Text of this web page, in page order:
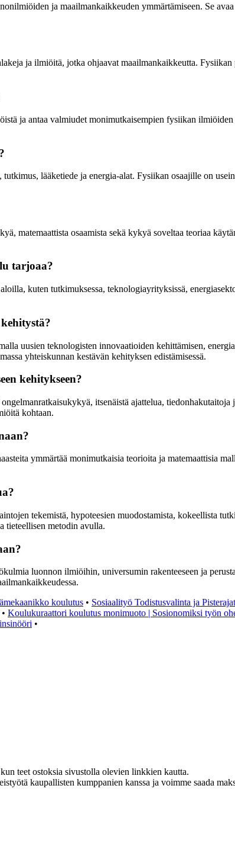
ja maailmankaikkeuden ymmärtämiseen. Se
ja ilmiöitä, jotka ohjaavat maailmankaikkeutta.
ja antaa valmiudet monimutkaisempien fysiikan
lääketiede ja energia-alat. Fysiikan osaajille on
matemaattista osaamista sekä kykyä soveltaa teoriaa
tarjoaa?
kuten tutkimuksessa, teknologiayrityksissä,
uusien teknologisten innovaatioiden kehittämisen,
yhteiskunnan kestävän kehityksen edistämisessä.
kehitykseen?
itsenäistä ajattelua,
kohtaan.
ymmärtää monimutkaisia teorioita ja matemaattisia
tekemistä, hypoteesien muodostamista, kokeellista
tieteellisen metodin avulla.
luonnon ilmiöihin, universumin rakenteeseen ja
koulutus • Sosiaalityö Todistusvalinta ja Pisterajat
• Koulukuraattori koulutus monimuoto | Sosionomiksi työn
•
teet ostoksia sivustolla olevien linkkien kautta.
kaupallisten kumppanien kanssa ja voimme saada